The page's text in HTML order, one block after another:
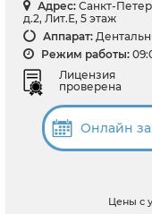
Адрес: Санкт-
д.2, Лит.Е, 5 этаж
Аппарат:
Режим работы:
Лицензия
проверена
Онлайн
Цены с